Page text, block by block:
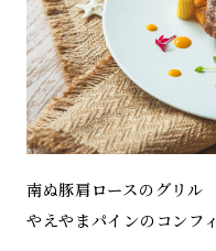
南ぬ豚肩ロースのグリル
やえやまパインのコンフ